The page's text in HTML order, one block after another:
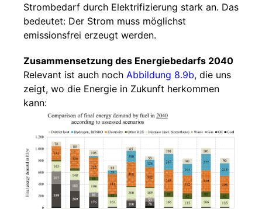
Strombedarf durch Elektrifizierung stark an. Das
bedeutet: Der Strom muss möglichst
emissionsfrei erzeugt werden.
Zusammensetzung des Energiebedarfs 2040
Relevant ist auch noch Abbildung 8.9b, die uns
zeigt, wo die Energie in Zukunft herkommen
kann: